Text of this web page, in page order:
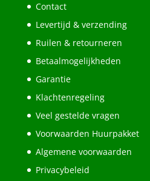
Contact
Levertijd & verzending
Ruilen & retourneren
Betaalmogelijkheden
Garantie
Klachtenregeling
Veel gestelde vragen
Voorwaarden Huurpakket
Algemene voorwaarden
Privacybeleid